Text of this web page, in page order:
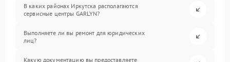
В каких районах Иркутска располагаются
сервисные центры GARLYN?
Выполняете ли вы ремонт для юридических
лиц?
Какую документацию вы предоставляете